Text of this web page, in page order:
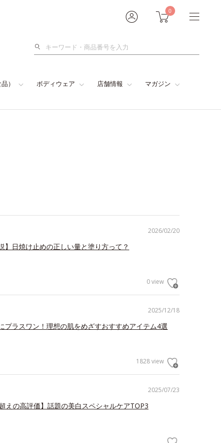
0
検
） ボディウェア 店舗情報 マガジン
2026/02/20
】日焼け止めの正しい量と塗り方って？
0 view
2025/12/18
プラスワン！理想の肌をめざすおすすめアイテム4選
1828 view
2025/07/23
えの高評価】話題の美白スペシャルケアTOP3